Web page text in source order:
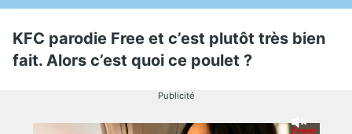
KFC parodie Free et c’est plutôt très bien
fait. Alors c’est quoi ce poulet ?
Publicité